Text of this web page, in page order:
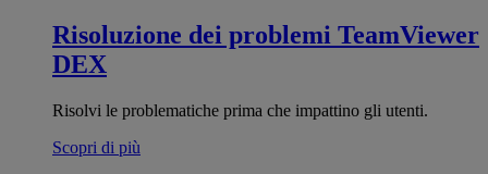
Risoluzione dei problemi TeamViewer
DEX
Risolvi le problematiche prima che impattino gli utenti.
Scopri di più